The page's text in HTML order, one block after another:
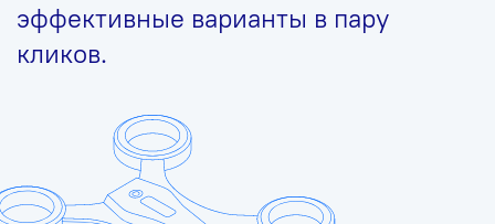
эффективные варианты в пару
кликов.